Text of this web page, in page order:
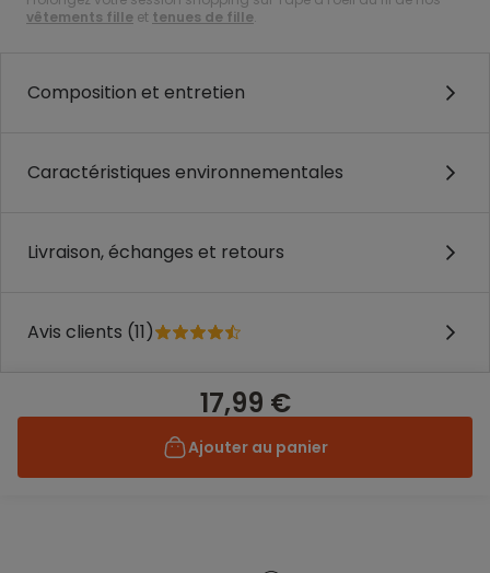
vêtements fille et tenues de fille.
Composition et entretien
Caractéristiques environnementales
Livraison, échanges et retours
Avis clients (11)
17,99 €
Ajouter au panier